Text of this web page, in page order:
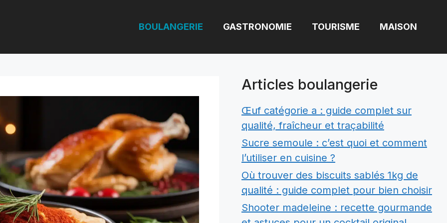
BOULANGERIE GASTRONOMIE TOURISME MAISON
Articles boulangerie
Œuf catégorie a : guide complet sur
qualité, fraîcheur et traçabilité
Sucre semoule : c’est quoi et comment
l’utiliser en cuisine ?
Où trouver des biscuits sablés 1kg de
qualité : guide complet pour bien choisir
Shooter madeleine : recette gourmande